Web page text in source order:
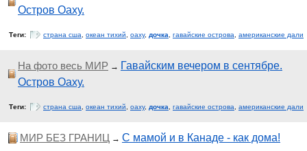
Остров Оаху.
Теги: страна сша океан тихий оаху, дочка гавайские острова американские дали
На фото весь МИР → Гавайским вечером в сентябре.
Остров Оаху.
Теги: страна сша океан тихий оаху, дочка гавайские острова американские дали
МИР БЕЗ ГРАНИЦ → С мамой и в Канаде - как дома!